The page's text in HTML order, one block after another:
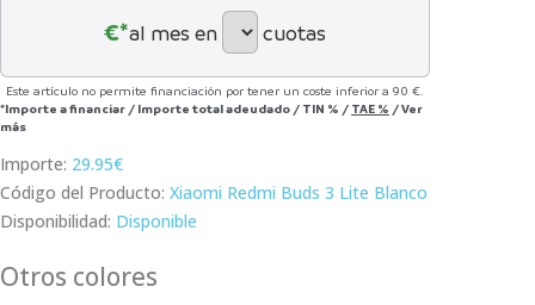
€*al mes en cuotas
Este artículo no permite financiación por tener un coste inferior a 90 €.
*Importe a financiar / Importe total adeudado / TIN % / TAE % /Ver
más
Importe: 29.95€
Código del Producto: Xiaomi Redmi Buds 3 Lite Blanco
Disponibilidad: Disponible
Otros colores